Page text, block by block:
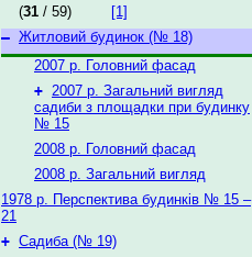
(31 / 59)
[1]
– Житловий будинок (№ 18)
2007 р. Головний фасад
+ 2007 р. Загальний вигляд
садиби з площадки при будинку
№ 15
2008 р. Головний фасад
2008 р. Загальний вигляд
1978 р. Перспектива будинків № 15 –
21
+ Садиба (№ 19)